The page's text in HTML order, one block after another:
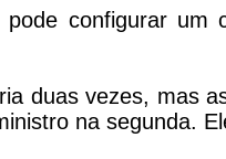
configurar um
duas vezes, mas
na segunda.